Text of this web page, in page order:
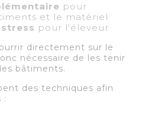
pour
et le matériel
pour l'éleveur
directement sur le
nécessaire de les tenir
bâtiments.
des techniques afin
: